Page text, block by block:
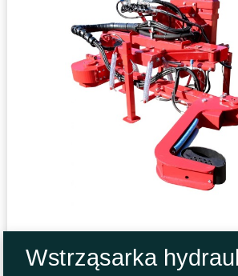
Wstrząsarka